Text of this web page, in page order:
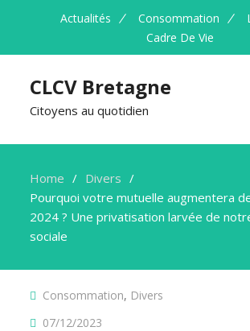
Actualités Consommation
Cadre De Vie
CLCV Bretagne
Citoyens au quotidien
Home
Divers
Pourquoi votre mutuelle augmentera
2024 ? Une privatisation larvée de
sociale
Consommation, Divers
07/12/2023